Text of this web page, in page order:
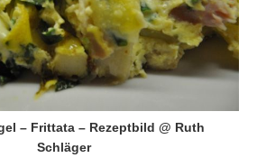
– Frittata – Rezeptbild @ Ruth
Schläger